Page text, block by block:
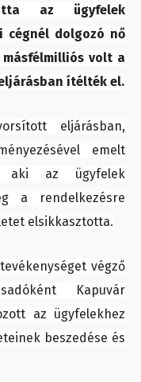
az ügyfelek
cégnél dolgozó nő
másfélmilliós volt a
ítélték el.
eljárásban,
emelt
aki az ügyfelek
a rendelkezésre
elsikkasztotta.
végző
Kapuvár
az ügyfelekhez
beszedése és